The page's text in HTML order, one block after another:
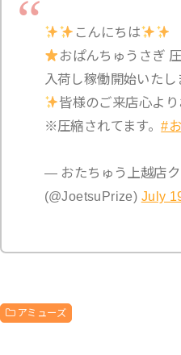
こんにちは
おぱんちゅうさぎ
入荷し稼働開始いたし
皆様のご来店心より
※圧縮されてます。#
— おたちゅう上越店
(@JoetsuPrize) July
アミューズ